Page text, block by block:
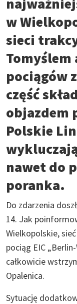
w
sieci
Tomyślem
pociągów
część
objazdem
Polskie
nawet do
poranka.
Do zdarzenia
14. Jak
Wielkopolskie,
pociąg EIC
całkowicie
Opalenica.
Sytuację